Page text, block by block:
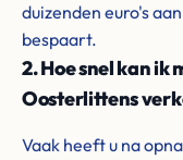
duizenden euro's
bespaart.
2. Hoe snel kan
Oosterlittens
Vaak heeft u na